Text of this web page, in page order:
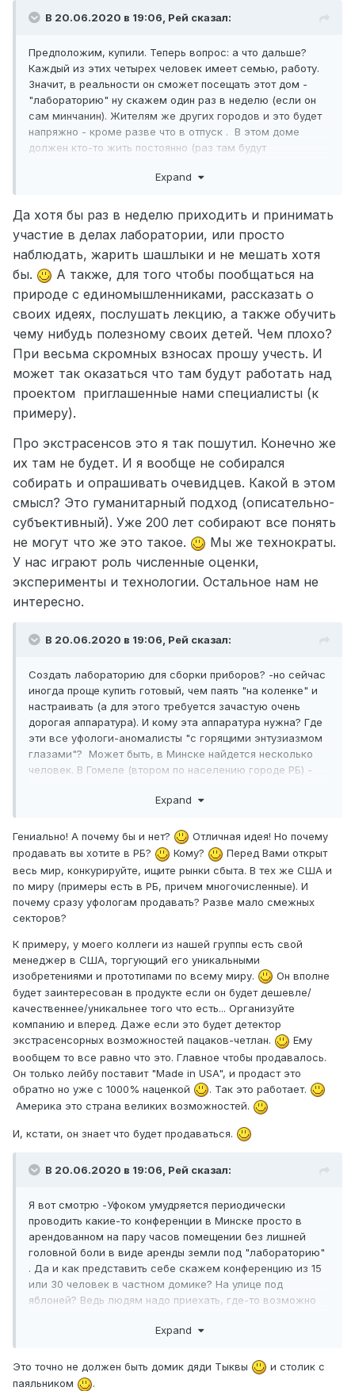
В 20.06.2020 в 19:06, Рей сказал:
Предположим, купили. Теперь вопрос: а что дальше?
Каждый из этих четырех человек имеет семью, работу.
Значит, в реальности он сможет посещать этот дом -
"лабораторию" ну скажем один раз в неделю (если он
сам минчанин). Жителям же других городов и это будет
напряжно - кроме разве что в отпуск . В этом доме
должен кто-то жить постоянно (раз там будут
должен что-то кушать и соответственно где-то работать
"лаборатории"? Принимать раз в неделю очевидцев
месяц вот тут, на форуме появляется? И кто попрется в
другой город рассказать о своём наблюдении в век
сотовой связи и интернета?
Expand
Да хотя бы раз в неделю приходить и принимать
участие в делах лаборатории, или просто
наблюдать, жарить шашлыки и не мешать хотя
бы.
А также, для того чтобы пообщаться на
природе с единомышленниками, рассказать о
своих идеях, послушать лекцию, а также обучить
чему нибудь полезному своих детей. Чем плохо?
При весьма скромных взносах прошу учесть. И
может так оказаться что там будут работать над
проектом приглашенные нами специалисты (к
примеру).
Про экстрасенсов это я так пошутил. Конечно же
их там не будет. И я вообще не собирался
собирать и опрашивать очевидцев. Какой в этом
смысл? Это гуманитарный подход (описательно-
субъективный). Уже 200 лет собирают все понять
не могут что же это такое.
Мы же технократы.
У нас играют роль численные оценки,
эксперименты и технологии. Остальное нам не
интересно.
В 20.06.2020 в 19:06, Рей сказал:
Создать лабораторию для сборки приборов? -но сейчас
иногда проще купить готовый, чем паять "на коленке" и
настраивать (а для этого требуется зачастую очень
дорогая аппаратура). И кому эта аппаратура нужна? Где
эти все уфологи-аномалисты "с горящими энтузиазмом
глазами"? Может быть, в Минске найдется несколько
человек. В Гомеле (втором по населению городе РБ) -
городах.. Кому же реально нужен "домик в Балашихе" с
вопреки мнению семьи человек будет ездить из другого
города для каких-то заседаний и семинаров "в избушке
Expand
Гениально! А почему бы и нет?
Отличная идея! Но почему
продавать вы хотите в РБ?
Кому?
Перед Вами открыт
весь мир, конкурируйте, ищите рынки сбыта. В тех же США и
по миру (примеры есть в РБ, причем многочисленные). И
почему сразу уфологам продавать? Разве мало смежных
секторов?
К примеру, у моего коллеги из нашей группы есть свой
менеджер в США, торгующий его уникальными
изобретениями и прототипами по всему миру.
Он вполне
будет заинтересован в продукте если он будет дешевле/
качественнее/уникальнее того что есть... Организуйте
компанию и вперед. Даже если это будет детектор
экстрасенсорных возможностей пацаков-четлан.
Ему
вообщем то все равно что это. Главное чтобы продавалось.
Он только лейбу поставит "Made in USA", и продаст это
обратно но уже с 1000% наценкой
. Так это работает.
Америка это страна великих возможностей.
И, кстати, он знает что будет продаваться.
В 20.06.2020 в 19:06, Рей сказал:
Я вот смотрю -Уфоком умудряется периодически
проводить какие-то конференции в Минске просто в
арендованном на пару часов помещении без лишней
головной боли в виде аренды земли под "лабораторию"
. Да и как представить себе скажем конференцию из 15
или 30 человек в частном домике? На улице под
яблоней? Ведь людям надо приехать, где-то возможно
Expand
Это точно не должен быть домик дяди Тыквы
и столик с
паяльником
.